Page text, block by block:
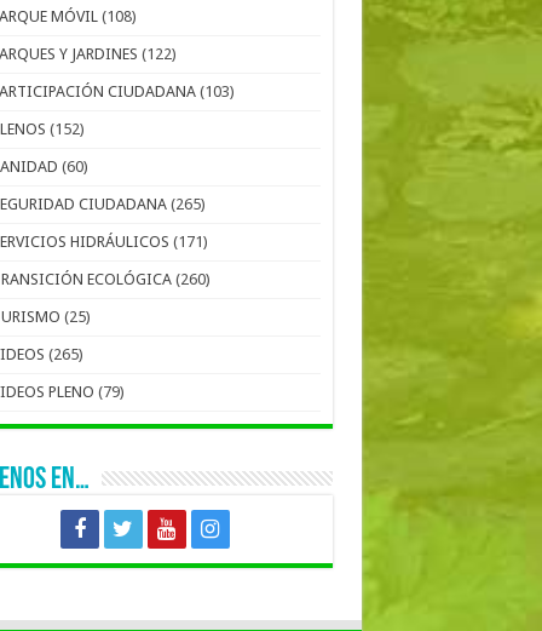
MÓVIL (108)
Y JARDINES (122)
CIUDADANA (103)
(152)
(60)
CIUDADANA (265)
HIDRÁULICOS (171)
ECOLÓGICA (260)
(25)
(265)
PLENO (79)
EN…